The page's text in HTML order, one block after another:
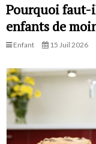
Pourquoi faut-
enfants de
Enfant 15 Juil 2026